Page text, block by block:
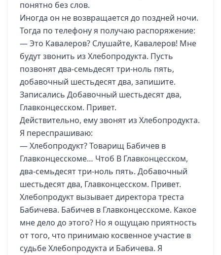
понятно без слов.
Иногда он не возвращается до поздней ночи.
Тогда по телефону я получаю распоряжение:
— Это Кавалеров? Слушайте, Кавалеров! Мне
будут звонить из Хлебопродукта. Пусть
позвонят два-семьдесят три-ноль пять,
добавочный шестьдесят два, запишите.
Записались Добавочный шестьдесят два,
Главконцесском. Привет.
Действительно, ему звонят из Хлебопродукта.
Я переспрашиваю:
— Хлебопродукт? Товарищ Бабичев в
Главконцесскоме… Чтоб В Главконцесском,
два-семьдесят три-ноль пять. Добавочный
шестьдесят два, Главконцесском. Привет.
Хлебопродукт вызывает директора треста
Бабичева. Бабичев в Главконцесскоме. Какое
мне дело до этого? Но я ощущаю приятность
от того, что принимаю косвенное участие в
судьбе Хлебопродукта и Бабичева. Я